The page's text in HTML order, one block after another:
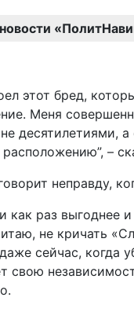
этот бред,
Меня
десятилетиями,
–
неправду,
раз выгоднее
не кричать
сейчас,
свою